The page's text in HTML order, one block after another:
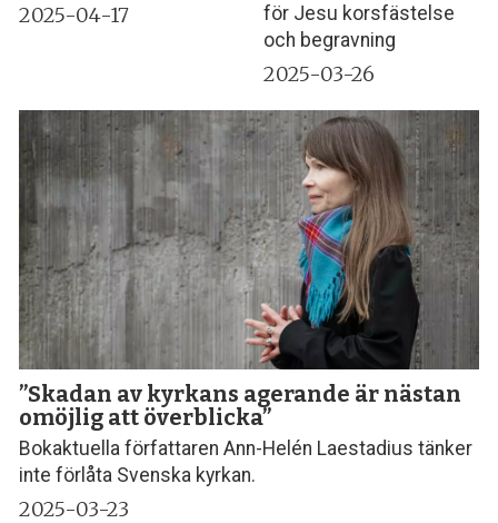
2025-04-17
för Jesu korsfästelse
och begravning
2025-03-26
”Skadan av kyrkans agerande är nästan
omöjlig att överblicka”
Bokaktuella författaren Ann-Helén Laestadius tänker
inte förlåta Svenska kyrkan.
2025-03-23